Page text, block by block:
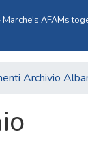
AFAMs
Archivio